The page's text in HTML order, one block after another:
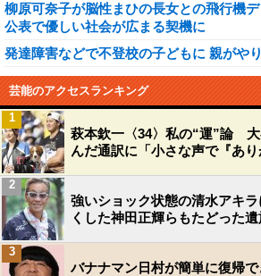
柳原可奈子が脳性まひの長女との飛行機
公表で優しい社会が広まる契機に
発達障害などで不登校の子どもに 親がや
芸能のアクセスランキング
萩本欽一〈34〉私の“運”論
んだ通訳に「小さな声で『あり
1
強いショック状態の清水アキ
くした神田正輝らもたどった
2
バナナマン日村が簡単に復帰
3